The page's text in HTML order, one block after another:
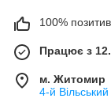
100%
Працює з
м. Житомир
4-й